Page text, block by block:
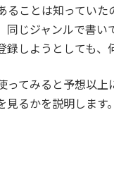
ることは知ってい
同じジャンルで書
しようとしても、
ってみると予想以
るかを説明します。